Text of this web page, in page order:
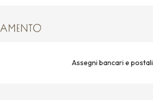
Assegni bancari e postali